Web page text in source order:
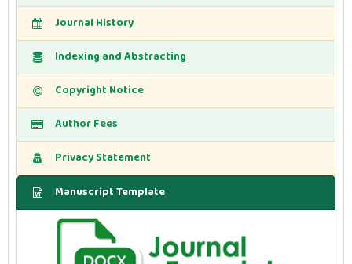
Journal History
Indexing and Abstracting
Copyright Notice
Author Fees
Privacy Statement
Manuscript Template